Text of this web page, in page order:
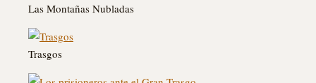
Las Montañas Nubladas
Trasgos